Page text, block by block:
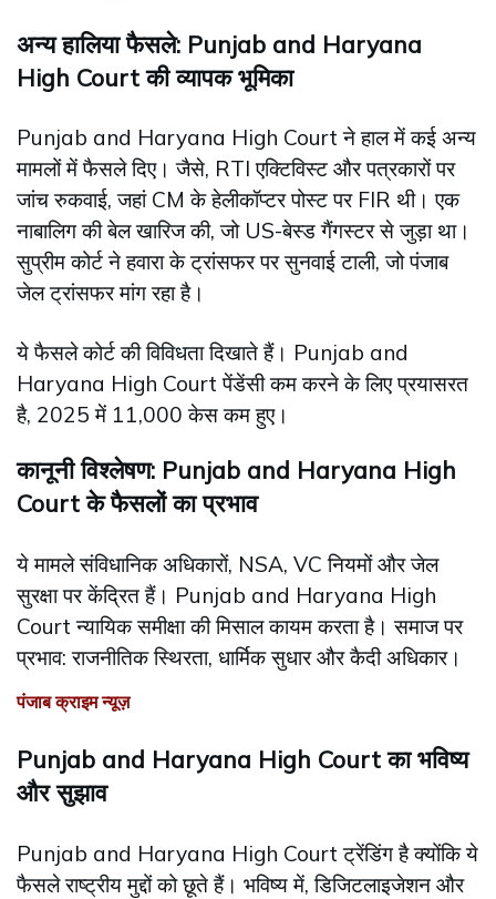
अन्य हालिया फैसले: Punjab and Haryana
High Court की व्यापक भूमिका
Punjab and Haryana High Court ने हाल में कई अन्य
मामलों में फैसले दिए। जैसे, RTI एक्टिविस्ट और पत्रकारों पर
जांच रुकवाई, जहां CM के हेलीकॉप्टर पोस्ट पर FIR थी। एक
नाबालिग की बेल खारिज की, जो US-बेस्ड गैंगस्टर से जुड़ा था।
सुप्रीम कोर्ट ने हवारा के ट्रांसफर पर सुनवाई टाली, जो पंजाब
जेल ट्रांसफर मांग रहा है।
ये फैसले कोर्ट की विविधता दिखाते हैं। Punjab and
Haryana High Court पेंडेंसी कम करने के लिए प्रयासरत
है, 2025 में 11,000 केस कम हुए।
कानूनी विश्लेषण: Punjab and Haryana High
Court के फैसलों का प्रभाव
ये मामले संविधानिक अधिकारों, NSA, VC नियमों और जेल
सुरक्षा पर केंद्रित हैं। Punjab and Haryana High
Court न्यायिक समीक्षा की मिसाल कायम करता है। समाज पर
प्रभाव: राजनीतिक स्थिरता, धार्मिक सुधार और कैदी अधिकार।
पंजाब क्राइम न्यूज़
Punjab and Haryana High Court का भविष्य
और सुझाव
Punjab and Haryana High Court ट्रेंडिंग है क्योंकि ये
फैसले राष्ट्रीय मुद्दों को छूते हैं। भविष्य में, डिजिटलाइजेशन और